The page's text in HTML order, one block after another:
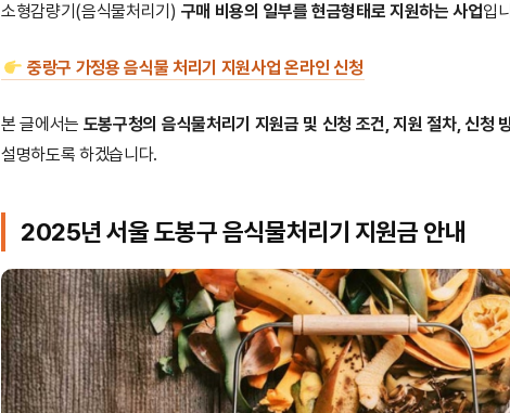
소형감량기(음식물처리기) 구매 비용의 일부를 현금형태로 지원하는 사업입
중랑구 가정용 음식물 처리기 지원사업 온라인 신청
본 글에서는 도봉구청의 음식물처리기 지원금 및 신청 조건, 지원 절차, 신청
설명하도록 하겠습니다.
2025년 서울 도봉구 음식물처리기 지원금 안내